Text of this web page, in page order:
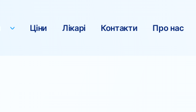
Ціни Лікарі Контакти Про нас